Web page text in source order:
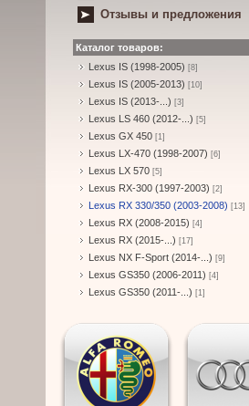
Отзывы и предложения
Каталог товаров:
Lexus IS (1998-2005) [8]
Lexus IS (2005-2013) [10]
Lexus IS (2013-...) [3]
Lexus LS 460 (2012-...) [5]
Lexus GX 450 [1]
Lexus LX-470 (1998-2007) [6]
Lexus LX 570 [5]
Lexus RX-300 (1997-2003) [2]
Lexus RX 330/350 (2003-2008) [13]
Lexus RX (2008-2015) [4]
Lexus RX (2015-...) [17]
Lexus NX F-Sport (2014-...) [9]
Lexus GS350 (2006-2011) [4]
Lexus GS350 (2011-...) [1]